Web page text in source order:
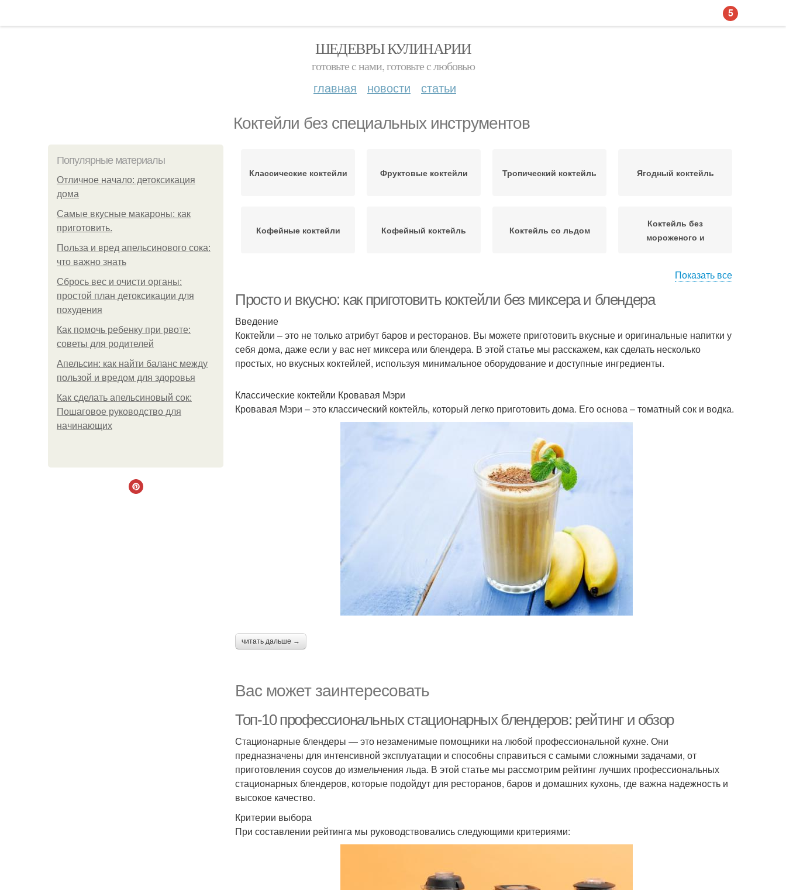
ШЕДЕВРЫ КУЛИНАРИИ
готовьте с нами, готовьте с любовью
главная новости статьи
Коктейли без специальных инструментов
Популярные материалы
Отличное начало: детоксикация
дома
Самые вкусные макароны: как
приготовить.
Польза и вред апельсинового сока:
что важно знать
Сбрось вес и очисти органы:
простой план детоксикации для
похудения
Как помочь ребенку при рвоте:
советы для родителей
Апельсин: как найти баланс между
пользой и вредом для здоровья
Как сделать апельсиновый сок:
Пошаговое руководство для
начинающих
Классические коктейли Фруктовые коктейли Тропический коктейль Ягодный коктейль
Кофейные коктейли Кофейный коктейль Коктейль со льдом
Коктейль без
мороженого и
Лавандовый коктейль Вкусы в коктейлях
Коктейль без
использования
Показать все
Просто и вкусно: как приготовить коктейли без миксера и блендера
Введение
Коктейли – это не только атрибут баров и ресторанов. Вы можете приготовить вкусные и оригинальные напитки у
себя дома, даже если у вас нет миксера или блендера. В этой статье мы расскажем, как сделать несколько
простых, но вкусных коктейлей, используя минимальное оборудование и доступные ингредиенты.
Классические коктейли Кровавая Мэри
Кровавая Мэри – это классический коктейль, который легко приготовить дома. Его основа – томатный сок и водка.
читать дальше →
Вас может заинтересовать
Топ-10 профессиональных стационарных блендеров: рейтинг и обзор
Стационарные блендеры — это незаменимые помощники на любой профессиональной кухне. Они
предназначены для интенсивной эксплуатации и способны справиться с самыми сложными задачами, от
приготовления соусов до измельчения льда. В этой статье мы рассмотрим рейтинг лучших профессиональных
стационарных блендеров, которые подойдут для ресторанов, баров и домашних кухонь, где важна надежность и
высокое качество.
Критерии выбора
При составлении рейтинга мы руководствовались следующими критериями:
5